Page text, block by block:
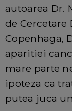
autoarea Dr.
de Cercetare
Copenhaga,
aparitiei
mare parte
ipoteza ca
putea juca